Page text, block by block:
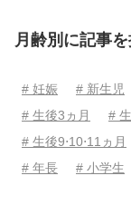
月齢別に記事
# 妊娠 # 新生児
# 生後3ヵ月
#
# 生後9⋅10⋅11ヵ月
# 年長
# 小学生